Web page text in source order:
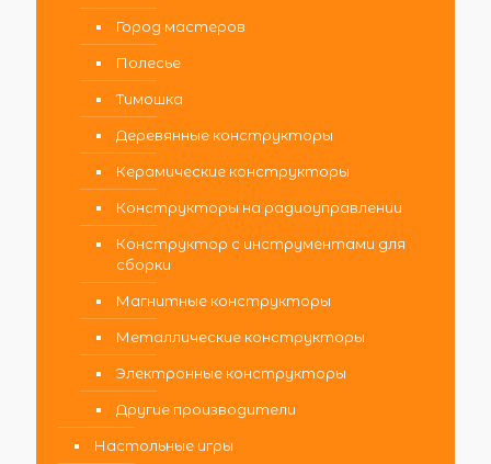
Город мастеров
Полесье
Тимошка
Деревянные конструкторы
Керамические конструкторы
Конструкторы на радиоуправлении
Конструктор с инструментами для
сборки
Магнитные конструкторы
Металлические конструкторы
Электронные конструкторы
Другие производители
Настольные игры